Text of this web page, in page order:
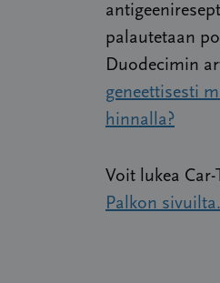
palautetaan
Duodecimin
geneettisesti
hinnalla?
Voit lukea
Palkon sivuilta.